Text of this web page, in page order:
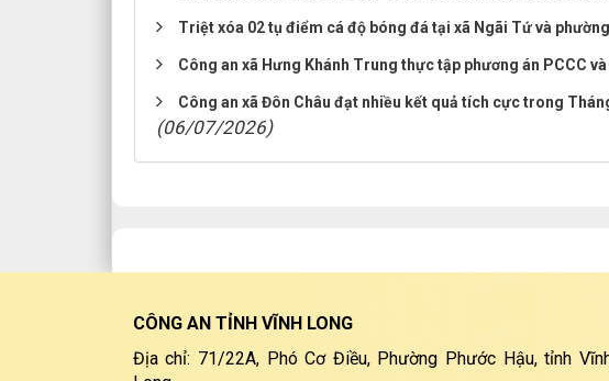
Triệt xóa 02 tụ điểm cá độ bóng đá tại xã Ngãi Tứ và
Công an xã Hưng Khánh Trung thực tập phương án PCCC
Công an xã Đôn Châu đạt nhiều kết quả tích cực trong
(06/07/2026)
CÔNG AN TỈNH VĨNH LONG
Địa chỉ: 71/22A, Phó Cơ Điều, Phường Phước Hậu, tỉnh